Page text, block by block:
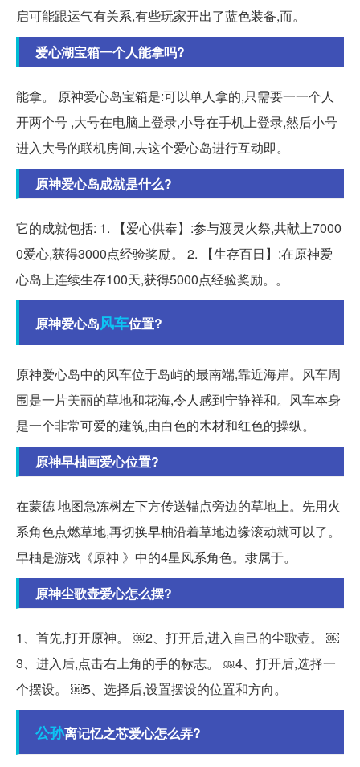
启可能跟运气有关系,有些玩家开出了蓝色装备,而。
爱心湖宝箱一个人能拿吗?
能拿。 原神爱心岛宝箱是:可以单人拿的,只需要一一个人
开两个号 ,大号在电脑上登录,小导在手机上登录,然后小号
进入大号的联机房间,去这个爱心岛进行互动即。
原神爱心岛成就是什么?
它的成就包括: 1. 【爱心供奉】:参与渡灵火祭,共献上7000
0爱心,获得3000点经验奖励。 2. 【生存百日】:在原神爱
心岛上连续生存100天,获得5000点经验奖励。。
原神爱心岛风车位置?
原神爱心岛中的风车位于岛屿的最南端,靠近海岸。风车周
围是一片美丽的草地和花海,令人感到宁静祥和。风车本身
是一个非常可爱的建筑,由白色的木材和红色的操纵。
原神早柚画爱心位置?
在蒙德 地图急冻树左下方传送锚点旁边的草地上。先用火
系角色点燃草地,再切换早柚沿着草地边缘滚动就可以了。
早柚是游戏《原神 》中的4星风系角色。隶属于。
原神尘歌壶爱心怎么摆?
1、首先,打开原神。 ￼2、打开后,进入自己的尘歌壶。 ￼
3、进入后,点击右上角的手的标志。 ￼4、打开后,选择一
个摆设。 ￼5、选择后,设置摆设的位置和方向。
公孙离记忆之芯爱心怎么弄?